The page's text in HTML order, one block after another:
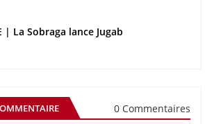
| La Sobraga lance Jugab
0 Commentaires